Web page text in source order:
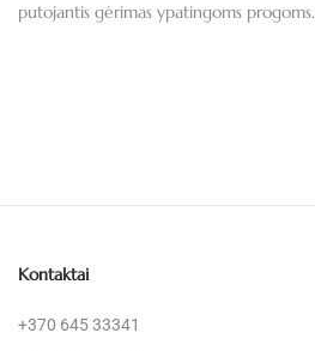
putojantis gėrimas ypatingoms progoms.
Kontaktai
+370 645 33341